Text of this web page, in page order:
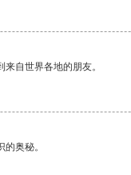
自世界各地的朋友。
奥秘。